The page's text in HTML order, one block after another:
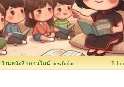
ร้านหนังสือออนไลน์ jiewfudao E-